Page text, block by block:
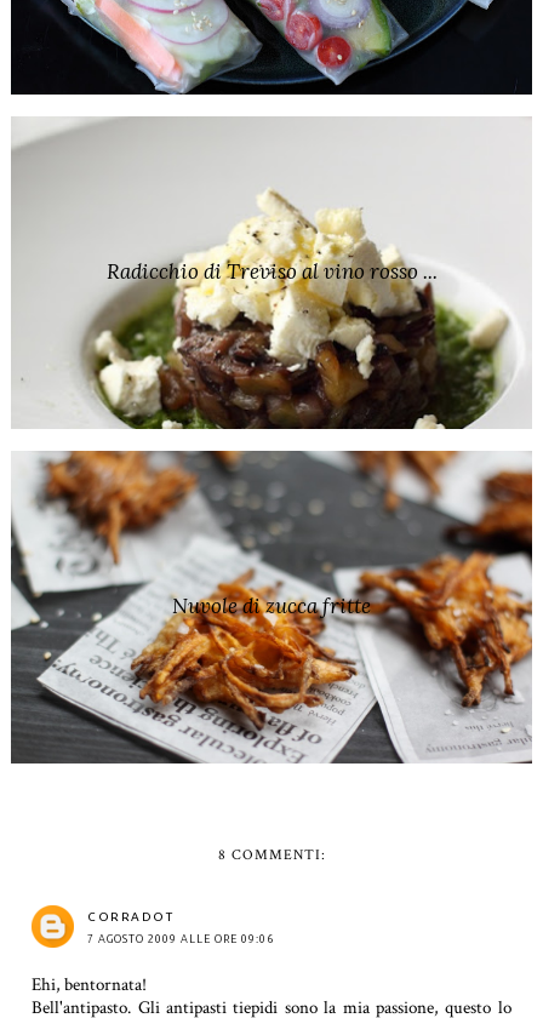
Radicchio di Treviso al vino rosso ...
Nuvole di zucca fritte
8 COMMENTI:
CORRADOT
7 AGOSTO 2009 ALLE ORE 09:06
Ehi, bentornata!
Bell'antipasto. Gli antipasti tiepidi sono la mia passione, questo lo